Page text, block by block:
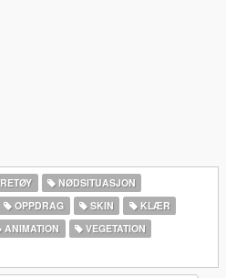
NØDSITUASJON
OPPDRAG SKIN
KLÆR
ANIMATION
VEGETATION